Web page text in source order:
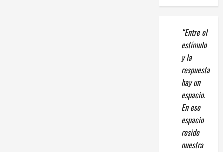
“Entre el
estímulo
y la
respuesta
hay un
espacio.
En ese
espacio
reside
nuestra